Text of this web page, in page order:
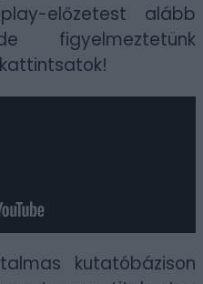
előzetest alább
figyelmeztetünk
kutatóbázison